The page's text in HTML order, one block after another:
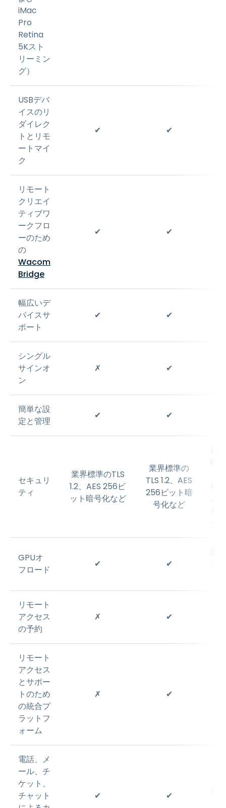
iMac
Pro
Retina
5Kスト
リーミン
グ）
USBデバ
イスのリ
ダイレク
トとリモ
ートマイ
ク
✔ ✔
リモート
クリエイ
ティブワ
ークフロ
ーのため
の
Wacom
Bridge
✔ ✔
幅広いデ
バイスサ
ポート
✔ ✔
シングル
サインオ
ン
✗ ✔
簡単な設
定と管理
✔ ✔
セキュリ
ティ
業界標準のTLS
1.2、AES 256ビ
ット暗号化など
業界標準の
TLS 1.2、AES
256ビット暗
号化など
GPUオ
フロード
✔ ✔
リモート
アクセス
の予約
✗ ✔
リモート
アクセス
とサポー
トのため
の統合プ
ラットフ
ォーム
✗ ✔
電話、メ
ール、チ
ケット、
チャット
✔ ✔